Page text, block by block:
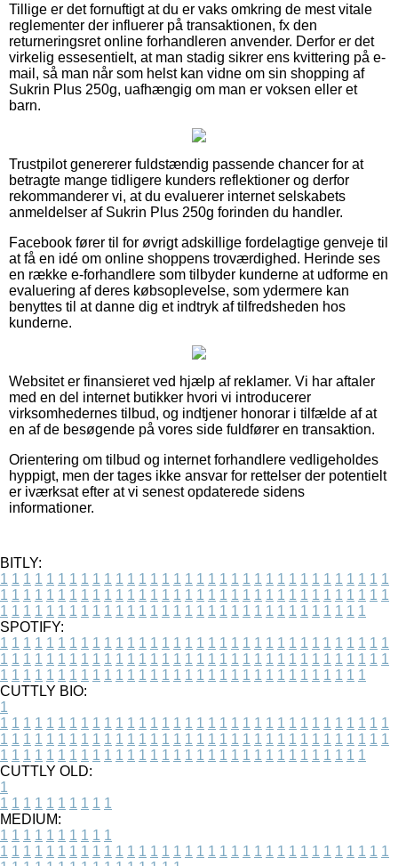
Tillige er det fornuftigt at du er vaks omkring de mest vitale
reglementer der influerer på transaktionen, fx den
returneringsret online forhandleren anvender. Derfor er det
virkelig essesentielt, at man stadig sikrer ens kvittering på e-
mail, så man når som helst kan vidne om sin shopping af
Sukrin Plus 250g, uafhængig om man er voksen eller et
barn.
Trustpilot genererer fuldstændig passende chancer for at
betragte mange tidligere kunders reflektioner og derfor
rekommanderer vi, at du evaluerer internet selskabets
anmeldelser af Sukrin Plus 250g forinden du handler.
Facebook fører til for øvrigt adskillige fordelagtige genveje til
at få en idé om online shoppens troværdighed. Herinde ses
en række e-forhandlere som tilbyder kunderne at udforme en
evaluering af deres købsoplevelse, som ydermere kan
benyttes til at danne dig et indtryk af tilfredsheden hos
kunderne.
Websitet er finansieret ved hjælp af reklamer. Vi har aftaler
med en del internet butikker hvori vi introducerer
virksomhedernes tilbud, og indtjener honorar i tilfælde af at
en af de besøgende på vores side fuldfører en transaktion.
Orientering om tilbud og internet forhandlere vedligeholdes
hyppigt, men der tages ikke ansvar for rettelser der potentielt
er iværksat efter at vi senest opdaterede sidens
informationer.
BITLY:
1 1 1 1 1 1 1 1 1 1 1 1 1 1 1 1 1 1 1 1 1 1 1 1 1 1 1 1 1 1 1 1 1 1
1 1 1 1 1 1 1 1 1 1 1 1 1 1 1 1 1 1 1 1 1 1 1 1 1 1 1 1 1 1 1 1 1 1
1 1 1 1 1 1 1 1 1 1 1 1 1 1 1 1 1 1 1 1 1 1 1 1 1 1 1 1 1 1 1 1
SPOTIFY:
1 1 1 1 1 1 1 1 1 1 1 1 1 1 1 1 1 1 1 1 1 1 1 1 1 1 1 1 1 1 1 1 1 1
1 1 1 1 1 1 1 1 1 1 1 1 1 1 1 1 1 1 1 1 1 1 1 1 1 1 1 1 1 1 1 1 1 1
1 1 1 1 1 1 1 1 1 1 1 1 1 1 1 1 1 1 1 1 1 1 1 1 1 1 1 1 1 1 1 1
CUTTLY BIO:
1
1 1 1 1 1 1 1 1 1 1 1 1 1 1 1 1 1 1 1 1 1 1 1 1 1 1 1 1 1 1 1 1 1 1
1 1 1 1 1 1 1 1 1 1 1 1 1 1 1 1 1 1 1 1 1 1 1 1 1 1 1 1 1 1 1 1 1 1
1 1 1 1 1 1 1 1 1 1 1 1 1 1 1 1 1 1 1 1 1 1 1 1 1 1 1 1 1 1 1 1
CUTTLY OLD:
1
1 1 1 1 1 1 1 1 1 1
MEDIUM:
1 1 1 1 1 1 1 1 1 1
1 1 1 1 1 1 1 1 1 1 1 1 1 1 1 1 1 1 1 1 1 1 1 1 1 1 1 1 1 1 1 1 1 1